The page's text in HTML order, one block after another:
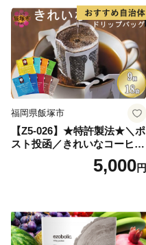
福岡県飯塚市
【Z5-026】★特許製法★＼ポ
スト投函／きれいなコーヒー
ドリップバッグ9種セット(18
袋)ゆうパケットでお届け！
5,000円